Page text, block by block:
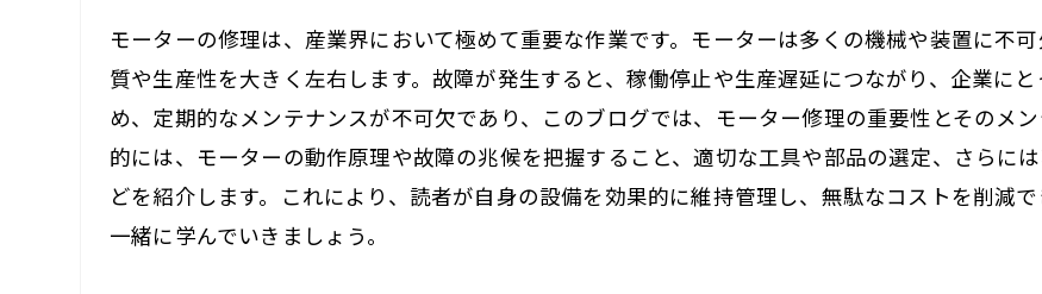
モーターの修理は、産業界において極めて重要な作業です。モーターは多くの機械や装置に不
質や生産性を大きく左右します。故障が発生すると、稼働停止や生産遅延につながり、企業に
め、定期的なメンテナンスが不可欠であり、このブログでは、モーター修理の重要性とそのメ
的には、モーターの動作原理や故障の兆候を把握すること、適切な工具や部品の選定、さらに
どを紹介します。これにより、読者が自身の設備を効果的に維持管理し、無駄なコストを削減
一緒に学んでいきましょう。